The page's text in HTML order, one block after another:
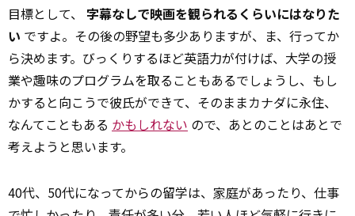
目標として、 字幕なしで映画を観られるくらいにはなりた
い ですよ。その後の野望も多少ありますが、ま、行ってか
ら決めます。びっくりするほど英語力が付けば、大学の授
業や趣味のプログラムを取ることもあるでしょうし、もし
かすると向こうで彼氏ができて、そのままカナダに永住、
なんてこともある かもしれない ので、あとのことはあとで
考えようと思います。
40代、50代になってからの留学は、 家庭があったり、仕事